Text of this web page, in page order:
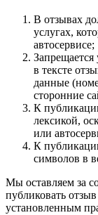
В отзывах
услугах,
автосервисе;
Запрещается
в тексте
данные
сторонние
К
лексикой,
или
К
символов в
Мы оставляем за
публиковать
установленным